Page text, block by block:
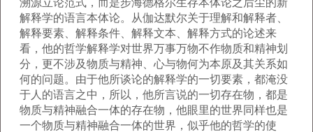
溯源立论范式，而是步海德格尔生存本体论之后尘的新
解释学的语言本体论。从伽达默尔关于理解和解释者、
解释要素、解释条件、解释文本、解释方式的论述来
看，他的哲学解释学对世界万事万物不作物质和精神划
分，更不涉及物质与精神、心与物何为本原及其关系如
何的问题。由于他所谈论的解释学的一切要素，都淹没
于人的语言之中，所以，他所言说的一切存在物，都是
物质与精神融合一体的存在物，他眼里的世界同样也是
一个物质与精神融合一体的世界，似乎他的哲学的使